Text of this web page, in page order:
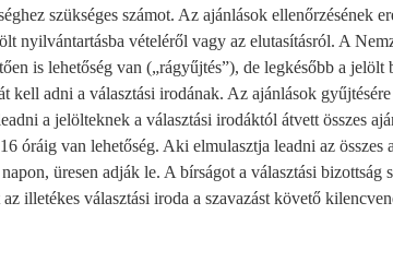
szükséges számot. Az ajánlások ellenőrzésének
nyilvántartásba vételéről vagy az elutasításról. A
is lehetőség van („rágyűjtés”), de legkésőbb a jelölt
kell adni a választási irodának. Az ajánlások
a jelölteknek a választási irodáktól átvett összes
óráig van lehetőség. Aki elmulasztja leadni az
üresen adják le. A bírságot a választási bizottság
illetékes választási iroda a szavazást követő